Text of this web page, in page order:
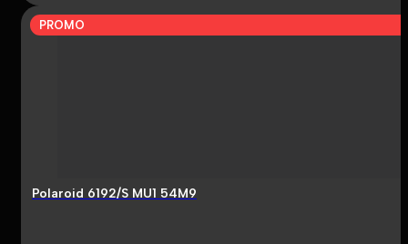
PROMO
Polaroid 6192/S MU1 54M9